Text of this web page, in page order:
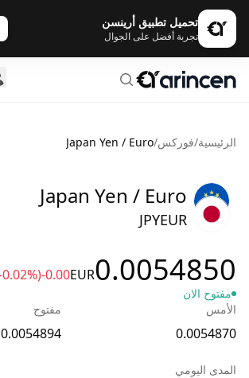
تحميل تطبيق أرينسن
تجربة أفضل على الجوال
الرئيسية/فوركس/
Japan Yen / Euro
Japan Yen / Euro
JPYEUR
0.0054850
EUR
-0.00
مفتوح الان
الأمس
0.0054870
مفتوح
0.0054894
المدى اليومي